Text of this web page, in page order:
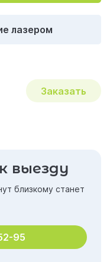
лазером
Заказать
выезду
близкому станет
95